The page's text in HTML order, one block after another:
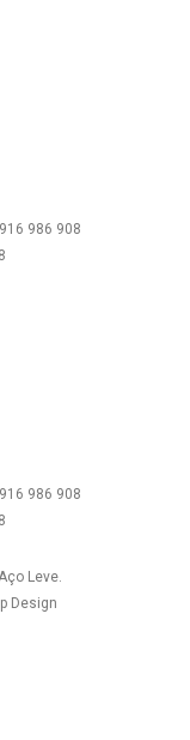
986 908
986 908
Leve.
Design